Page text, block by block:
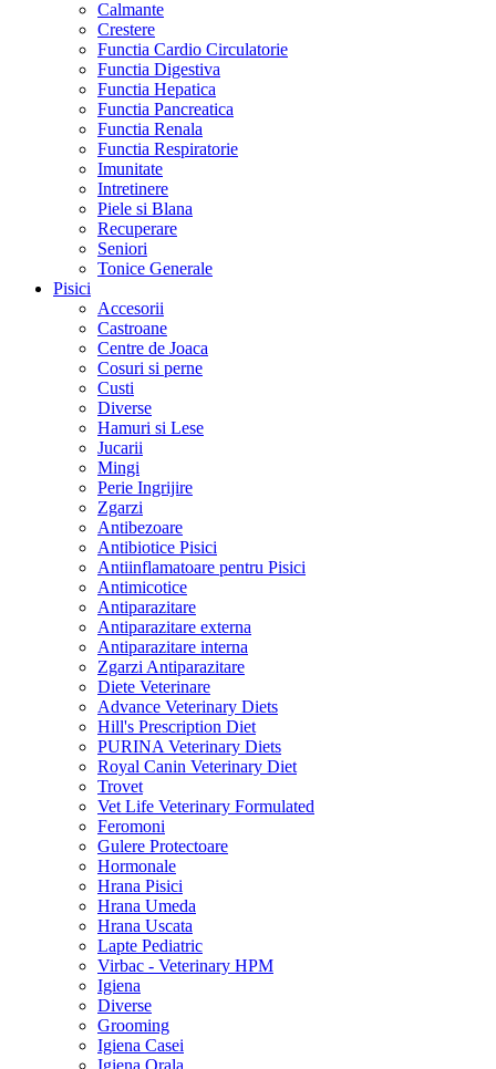
Calmante
Crestere
Functia Cardio Circulatorie
Functia Digestiva
Functia Hepatica
Functia Pancreatica
Functia Renala
Functia Respiratorie
Imunitate
Intretinere
Piele si Blana
Recuperare
Seniori
Tonice Generale
Pisici
Accesorii
Castroane
Centre de Joaca
Cosuri si perne
Custi
Diverse
Hamuri si Lese
Jucarii
Mingi
Perie Ingrijire
Zgarzi
Antibezoare
Antibiotice Pisici
Antiinflamatoare pentru Pisici
Antimicotice
Antiparazitare
Antiparazitare externa
Antiparazitare interna
Zgarzi Antiparazitare
Diete Veterinare
Advance Veterinary Diets
Hill's Prescription Diet
PURINA Veterinary Diets
Royal Canin Veterinary Diet
Trovet
Vet Life Veterinary Formulated
Feromoni
Gulere Protectoare
Hormonale
Hrana Pisici
Hrana Umeda
Hrana Uscata
Lapte Pediatric
Virbac - Veterinary HPM
Igiena
Diverse
Grooming
Igiena Casei
Igiena Orala